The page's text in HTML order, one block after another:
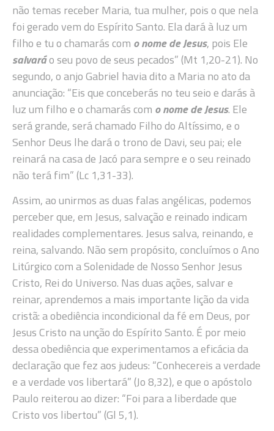
não temas receber Maria, tua mulher, pois o que nela
foi gerado vem do Espírito Santo. Ela dará à luz um
filho e tu o chamarás com o nome de Jesus, pois Ele
salvaráo seu povo de seus pecados” (Mt 1,20-21). No
segundo, o anjo Gabriel havia dito a Maria no ato da
anunciação: “Eis que conceberás no teu seio e darás à
luz um filho e o chamarás com o nome de Jesus. Ele
será grande, será chamado Filho do Altíssimo, e o
Senhor Deus lhe dará o trono de Davi, seu pai; ele
reinará na casa de Jacó para sempre e o seu reinado
não terá fim” (Lc 1,31-33).
Assim, ao unirmos as duas falas angélicas, podemos
perceber que, em Jesus, salvação e reinado indicam
realidades complementares. Jesus salva, reinando, e
reina, salvando. Não sem propósito, concluímos o Ano
Litúrgico com a Solenidade de Nosso Senhor Jesus
Cristo, Rei do Universo. Nas duas ações, salvar e
reinar, aprendemos a mais importante lição da vida
cristã: a obediência incondicional da fé em Deus, por
Jesus Cristo na unção do Espírito Santo. É por meio
dessa obediência que experimentamos a eficácia da
declaração que fez aos judeus: “Conhecereis a verdade
e a verdade vos libertará” (Jo 8,32), e que o apóstolo
Paulo reiterou ao dizer: “Foi para a liberdade que
Cristo vos libertou” (Gl 5,1).